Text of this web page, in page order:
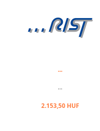
...
...
2.153,50 HUF